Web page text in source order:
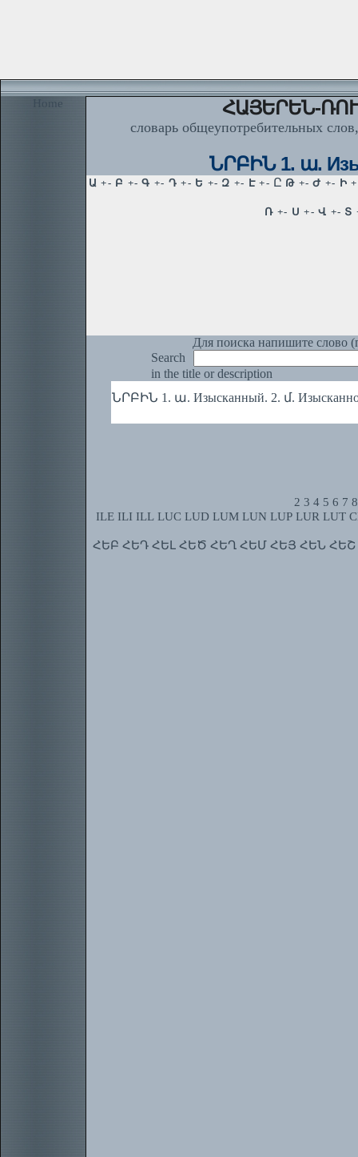
Home ՀԱՅԵՐԵՆ-
словарь общеупотребительных
ՆՐԲԻՆ 1. ա.
Для поиска напишите слово
Search
in the title or description
ՆՐԲԻՆ 1. ա. Изысканный. 2. մ.
2 3 4 5 6 7 8
ILE ILI ILL LUC LUD LUM LUN LUP LUR LUT
ՀԵԲ ՀԵԴ ՀԵԼ ՀԵԾ ՀԵՂ ՀԵՄ ՀԵՅ ՀԵՆ ՀԵՇ